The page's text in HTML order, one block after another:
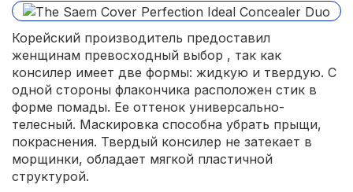
Корейский производитель предоставил
женщинам превосходный выбор , так как
консилер имеет две формы: жидкую и твердую. С
одной стороны флакончика расположен стик в
форме помады. Ее оттенок универсально-
телесный. Маскировка способна убрать прыщи,
покраснения. Твердый консилер не затекает в
морщинки, обладает мягкой пластичной
структурой.